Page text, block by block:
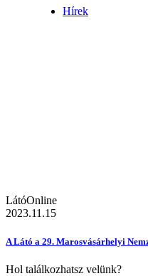
Hírek
LátóOnline
2023.11.15
A Látó a 29. Marosvásárhelyi
Hol találkozhatsz velünk?